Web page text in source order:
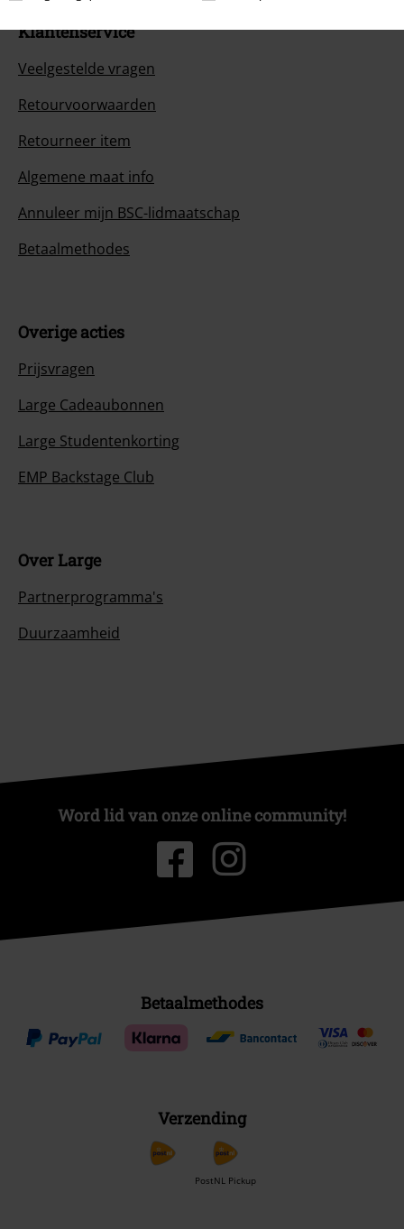
Klantenservice
Veelgestelde vragen
Retourvoorwaarden
Retourneer item
Algemene maat info
Annuleer mijn BSC-lidmaatschap
Betaalmethodes
Overige acties
Prijsvragen
Large Cadeaubonnen
Large Studentenkorting
EMP Backstage Club
Over Large
Partnerprogramma's
Duurzaamheid
Word lid van onze online community!
Betaalmethodes
Verzending
PostNL Pickup